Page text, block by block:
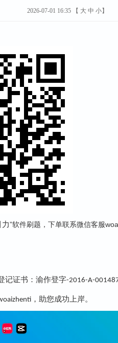
2026-07-01 16:35 【 大 中 小】
力”软件刷题，下单联系微信客服
记证书：渝作登字-2016-A-
，助您成功上岸。